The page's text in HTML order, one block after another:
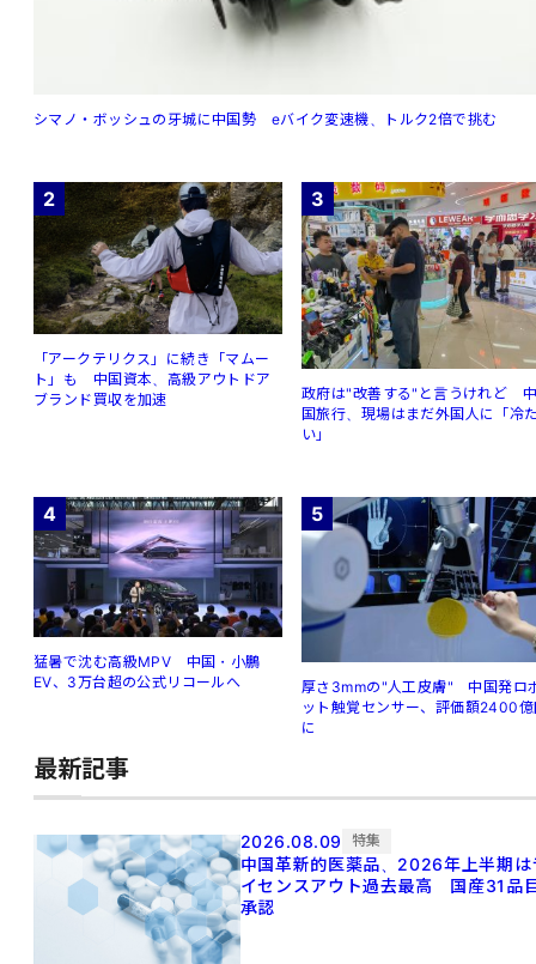
シマノ・ボッシュの牙城に中国勢 eバイク変速機、トルク2倍で挑む
2
「アークテリクス」に続き「マムー
ト」も 中国資本、高級アウトドア
ブランド買収を加速
3
政府は"改善する"と言うけれど
国旅行、現場はまだ外国人に「冷
い」
4
猛暑で沈む高級MPV 中国・小鵬
EV、3万台超の公式リコールへ
5
厚さ3mmの"人工皮膚" 中国発ロ
ット触覚センサー、評価額2400
に
最新記事
2026.08.09 特集
中国革新的医薬品、2026年上半期は
イセンスアウト過去最高 国産31品
承認